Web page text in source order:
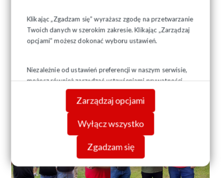
Klikając „Zgadzam się” wyrażasz zgodę na przetwarzanie
Twoich danych w szerokim zakresie. Klikając „Zarządzaj
opcjami” możesz dokonać wyboru ustawień.
Niezależnie od ustawień preferencji w naszym serwisie,
możesz również zarządzać ustawieniami prywatności
swojej przeglądarki. Więcej informacji o przetwarzaniu
danych znajdziesz wPolityce prywatności.
Zarządzaj opcjami
Wyłącz wszystko
Zgadzam się